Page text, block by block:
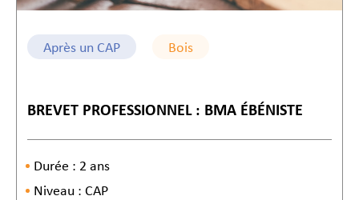
Après un CAP Bois
BREVET PROFESSIONNEL : BMA ÉBÉNISTE
Durée : 2 ans
Niveau : CAP